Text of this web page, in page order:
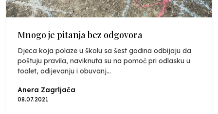
Mnogo je pitanja bez odgovora
Djeca koja polaze u školu sa šest godina odbijaju da
poštuju pravila, naviknuta su na pomoć pri odlasku u
toalet, odijevanju i obuvanj...
Anera Zagrljača
08.07.2021